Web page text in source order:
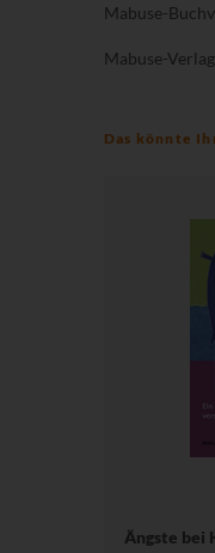
Mabuse-
Mabuse-Verlag
Das könnte
Ängste bei